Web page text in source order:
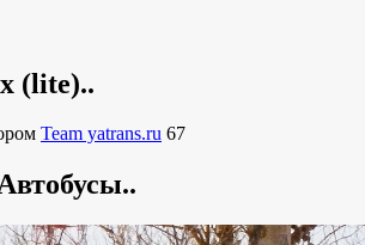
(lite)..
Team yatrans.ru 67